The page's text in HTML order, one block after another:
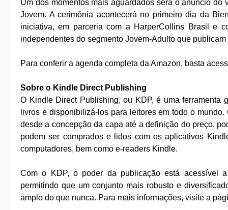
Um dos momentos mais aguardados será o anúncio
Jovem. A cerimônia acontecerá no primeiro dia da
iniciativa, em parceria com a HarperCollins Brasil e
independentes do segmento Jovem-Adulto que
Para conferir a agenda completa da Amazon, basta
Sobre o Kindle Direct Publishing
O Kindle Direct Publishing, ou KDP, é uma ferramenta
livros e disponibilizá-los para leitores em todo o
desde a concepção da capa até a definição do preço,
podem ser comprados e lidos com os aplicativos
computadores, bem como e-readers Kindle.
Com o KDP, o poder da publicação está acessível
permitindo que um conjunto mais robusto e
amplo do que nunca. Para mais informações, visite a